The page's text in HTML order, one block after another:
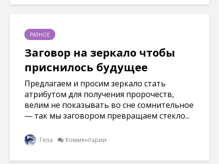
РАЗНОЕ
Заговор на зеркало чтобы
приснилось будущее
Предлагаем и просим зеркало стать
атрибутом для получения пророчеств,
велим не показывать во сне сомнительное
— так мы заговором превращаем стекло...
Гела Комментарии